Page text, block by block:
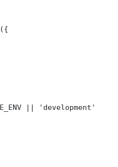
|| 'development'